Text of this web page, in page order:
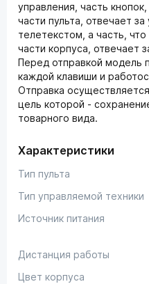
управления, часть
части пульта, отвечает
телетекстом, а часть,
части корпуса, отвечает
Перед отправкой модель
каждой клавиши и
Отправка
цель которой -
товарного вида.
Характеристики
Тип пульта
Тип управляемой техники
Источник питания
Дистанция работы
Цвет корпуса